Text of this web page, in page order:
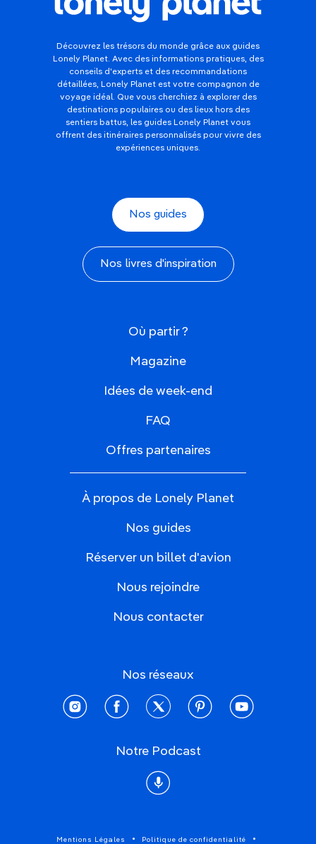
Découvrez les trésors du monde grâce aux guides
Lonely Planet. Avec des informations pratiques, des
conseils d'experts et des recommandations
détaillées, Lonely Planet est votre compagnon de
voyage idéal. Que vous cherchiez à explorer des
destinations populaires ou des lieux hors des
sentiers battus, les guides Lonely Planet vous
offrent des itinéraires personnalisés pour vivre des
expériences uniques.
Nos guides
Nos livres d'inspiration
Où partir ?
Magazine
Idées de week-end
FAQ
Offres partenaires
À propos de Lonely Planet
Nos guides
Réserver un billet d'avion
Nous rejoindre
Nous contacter
Nos réseaux
instagramfacebooktwitter pinterestyoutube
Notre Podcast
Podcast
Mentions Légales Politique de confidentialité